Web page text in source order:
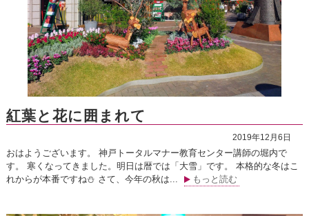
紅葉と花に囲まれて
2019年12月6日
おはようございます。 神戸トータルマナー教育センター講師の堀内で
す。 寒くなってきました。明日は暦では「大雪」です。 本格的な冬はこ
れからが本番ですね⛄ さて、今年の秋は...
もっと読む